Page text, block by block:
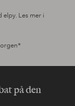
elpy. Les mer i
på den